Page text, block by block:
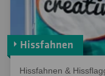
Hissfahnen
Hissfahnen &